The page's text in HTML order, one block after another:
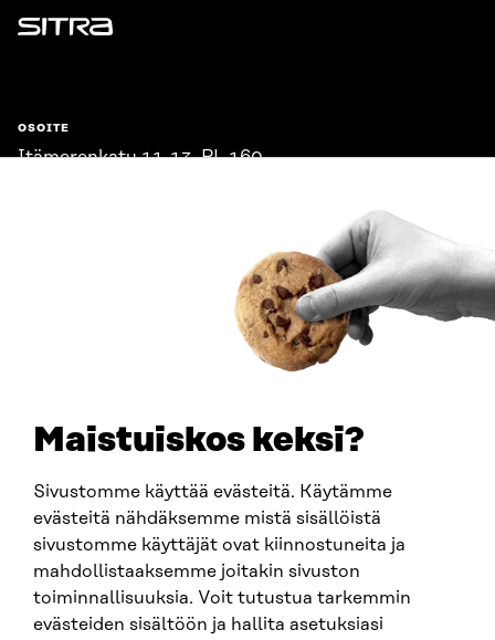
Maistuiskos keksi?
Sivustomme käyttää evästeitä. Käytämme
evästeitä nähdäksemme mistä sisällöistä
sivustomme käyttäjät ovat kiinnostuneita ja
mahdollistaaksemme joitakin sivuston
toiminnallisuuksia. Voit tutustua tarkemmin
evästeiden sisältöön ja hallita asetuksiasi
Sitra
OSOITE
Itämerenkatu 11-13, PL 160,
SITRA SOSIAALISESSA MEDIASSA
LinkedIn
Instagram
YouTube